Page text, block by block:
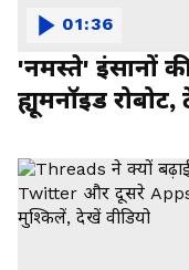
'नमस्ते' इंसानों
ह्यूमनॉइड
01:36